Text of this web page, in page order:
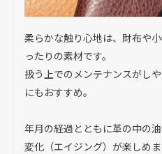
柔らかな触り心地は、財布や
ったりの素材です。
扱う上でのメンテナンスがし
にもおすすめ。
年月の経過とともに革の中の
変化（エイジング）が楽しめま